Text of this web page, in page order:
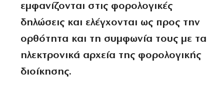
εμφανίζονται στις φορολογικές
δηλώσεις και ελέγχονται ως προς την
ορθότητα και τη συμφωνία τους με τα
ηλεκτρονικά αρχεία της φορολογικής
διοίκησης.